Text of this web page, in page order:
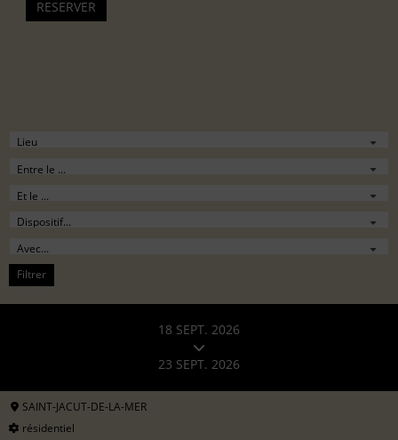
Filtrer
18 SEPT. 2026
23 SEPT. 2026
SAINT-JACUT-DE-LA-MER
résidentiel